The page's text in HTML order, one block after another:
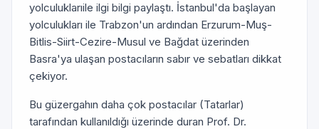
yolculuklarıile ilgi bilgi paylaştı. İstanbul'da başlayan
yolculukları ile Trabzon'un ardından Erzurum-Muş-
Bitlis-Siirt-Cezire-Musul ve Bağdat üzerinden
Basra'ya ulaşan postacıların sabır ve sebatları dikkat
çekiyor.
Bu güzergahın daha çok postacılar (Tatarlar)
tarafından kullanıldığı üzerinde duran Prof. Dr.